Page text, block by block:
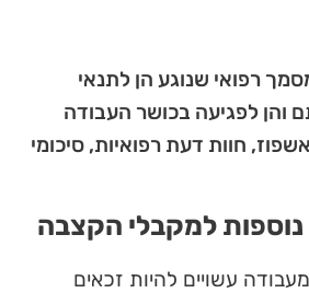
רפואי שנוגע הן לתנאי
והן לפגיעה בכושר העבודה
חוות דעת רפואיות, סיכומי
נוספות למקבלי הקצבה
עשויים להיות זכאים